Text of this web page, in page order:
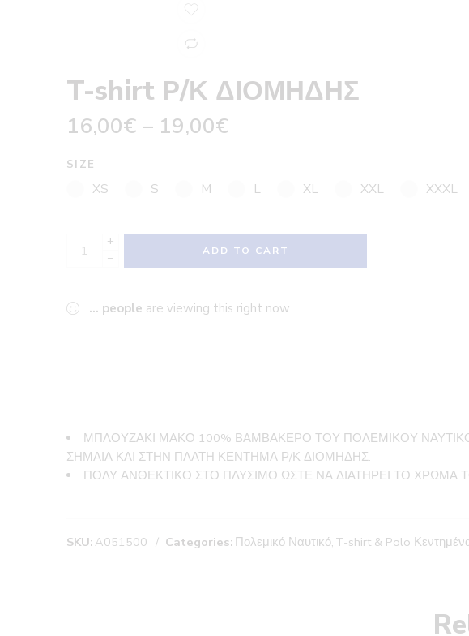
T-shirt Ρ/Κ ΔΙΟΜΗΔΗΣ
16,00€ – 19,00€
SIZE
XS S M L XL XXL XXXL
+
−
ADD TO CART
... people are viewing this right now
ΜΠΛΟΥΖΑΚΙ ΜΑΚΟ 100% ΒΑΜΒΑΚΕΡΟ ΤΟΥ ΠΟΛΕΜΙΚΟΥ
ΣΗΜΑΙΑ ΚΑΙ ΣΤΗΝ ΠΛΑΤΗ ΚΕΝΤΗΜΑ Ρ/Κ ΔΙΟΜΗΔΗΣ.
ΠΟΛΥ ΑΝΘΕΚΤΙΚΟ ΣΤΟ ΠΛΥΣΙΜΟ ΩΣΤΕ ΝΑ ΔΙΑΤΗΡΕΙ ΤΟ ΧΡΩΜΑ
SKU: A051500 Categories: Πολεμικό Ναυτικό, T-shirt & Polo